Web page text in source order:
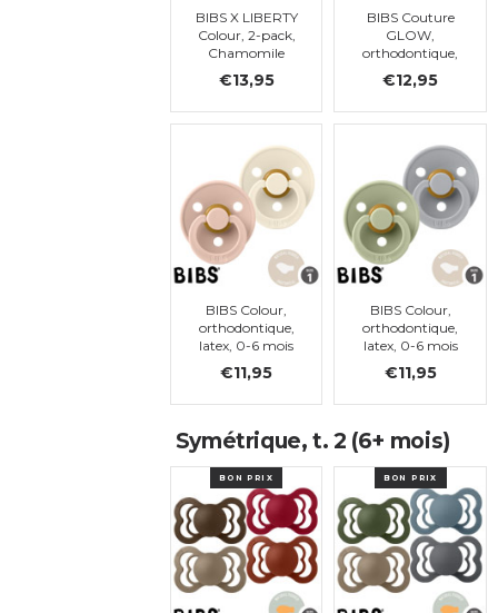
BIBS X LIBERTY
Colour, 2-pack,
Chamomile
Lawn - Baby
Blue Mix,
t. 1
€13,95
BIBS Couture
GLOW,
orthodontique,
latex , taille 1
€12,95
BIBS Colour,
orthodontique,
latex, 0-6 mois
€11,95
BIBS Colour,
orthodontique,
latex, 0-6 mois
€11,95
Symétrique, t. 2 (6+ mois)
BON PRIX BON PRIX